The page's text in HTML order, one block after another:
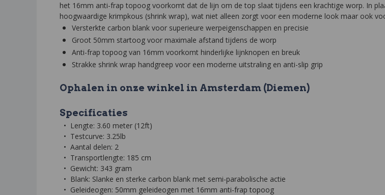
het 16mm anti-frap topoog voorkomt dat de lijn om de top slaat tijdens een krachtige worp. In
hoogwaardige krimpkous (shrink wrap), wat niet alleen zorgt voor een moderne look maar ook
Versterkte carbon blank voor superieure werpeigenschappen en precisie
Groot 50mm startoog voor maximale afstand tijdens de worp
Anti-frap topoog van 16mm voorkomt hinderlijke lijnknopen en breuk
Strakke shrink wrap handgreep voor een moderne uitstraling en anti-slip grip
Ophalen in onze winkel in Amsterdam (Diemen)
Specificaties
• Lengte: 3.60 meter (12ft)
• Testcurve: 3.25lb
• Aantal delen: 2
• Transportlengte: 185 cm
• Gewicht: 343 gram
• Blank: Slanke en sterke carbon blank met semi-parabolische actie
• Geleideogen: 50mm geleideogen met 16mm anti-frap topoog